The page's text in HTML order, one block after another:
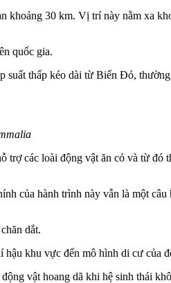
khoảng 30 km. Vị trí này nằm xa
quốc gia.
suất thấp kéo dài từ Biển Đỏ,
trợ các loài động vật ăn cỏ và từ đó
của hành trình này vẫn là một
dắt.
hậu khu vực đến mô hình di cư của
vật hoang dã khi hệ sinh thái